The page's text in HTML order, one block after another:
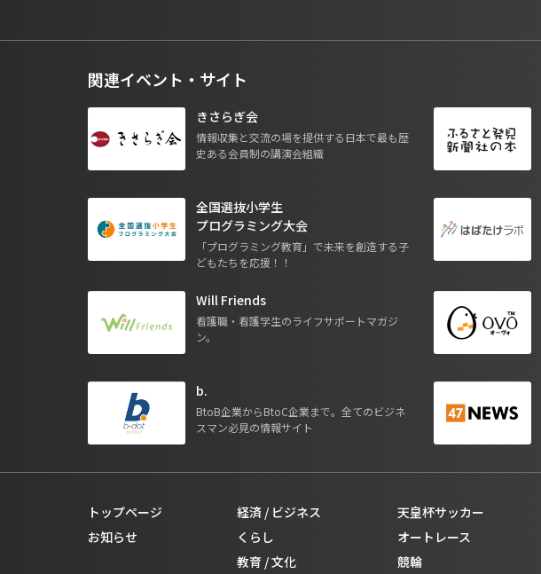
関連イベント・サイト
きさらぎ会
情報収集と交流の場を提供する日本で最も歴
史ある会員制の講演会組織
全国選抜小学生
プログラミング大会
「プログラミング教育」で未来を創造する子
どもたちを応援！！
Will Friends
看護職・看護学生のライフサポートマガジ
ン。
b.
BtoB企業からBtoC企業まで。全てのビジネ
スマン必見の情報サイト
トップページ
お知らせ
経済 / ビジネス
くらし
教育 / 文化
天皇杯サッカー
オートレース
競輪